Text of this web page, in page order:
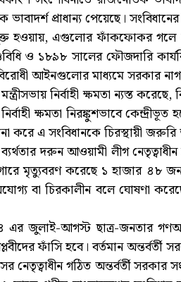
প্রাধান্য পেয়েছে।
হওয়ায়, এগুলোর ফাঁকফোকর
ও ১৮৯৮ সালের ফৌজদারি
আইনগুলোর মাধ্যমে সরকার
মন্ত্রীসভায় নির্বাহী ক্ষমতা ন্যস্ত
নির্বাহী ক্ষমতা নিরঙ্কুশভাবে
করে এ সংবিধানকে চিরস্থায়ী
দরুন আওয়ামী লীগ
মৃত্যুবরণ করেছে ১ হাজার ৪৮ জন।
বা চিরকালীন বলে ঘোষণা
জুলাই-আগস্ট ছাত্র-জনতার
ফাঁসি হবে। বর্তমান
নেতৃত্বাধীন গঠিত অন্তর্বর্তী সরকার